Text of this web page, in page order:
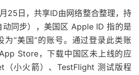
25日，共享ID由网络整合整理，持
动同步），美国区 Apple ID 指的是
“美国”的账号。通过登录此类账
Store，下载中国区未上线的应
（小火箭）、TestFlight 测试版程